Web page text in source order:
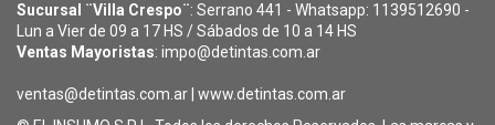
Sucursal ¨Villa Crespo¨: Serrano 441 - Whatsapp: 1139512690 -
Lun a Vier de 09 a 17 HS / Sábados de 10 a 14 HS
Ventas Mayoristas: impo@detintas.com.ar
ventas@detintas.com.ar www.detintas.com.ar